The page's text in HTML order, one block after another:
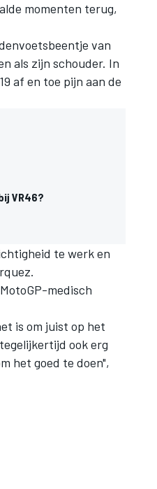
momenten terug,
van
als zijn schouder. In
af en toe pijn aan de
VR46?
te werk en
medisch
is om juist op het
ook erg
het goed te doen",